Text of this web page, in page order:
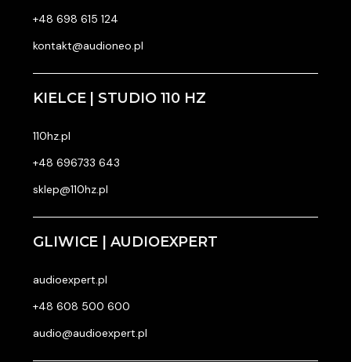
+48 698 615 124
kontakt@audioneo.pl
KIELCE | STUDIO 110 HZ
110hz.pl
+48 696733 643
sklep@110hz.pl
GLIWICE | AUDIOEXPERT
audioexpert.pl
+48 608 500 600
audio@audioexpert.pl